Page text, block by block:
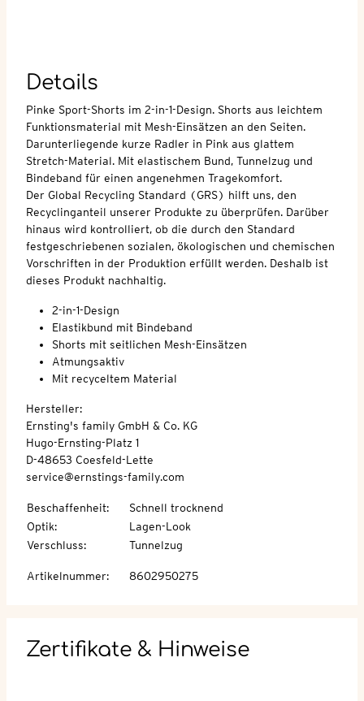
Details
Pinke Sport-Shorts im 2-in-1-Design. Shorts aus leichtem
Funktionsmaterial mit Mesh-Einsätzen an den Seiten.
Darunterliegende kurze Radler in Pink aus glattem
Stretch-Material. Mit elastischem Bund, Tunnelzug und
Bindeband für einen angenehmen Tragekomfort.
Der Global Recycling Standard (GRS) hilft uns, den
Recyclinganteil unserer Produkte zu überprüfen. Darüber
hinaus wird kontrolliert, ob die durch den Standard
festgeschriebenen sozialen, ökologischen und chemischen
Vorschriften in der Produktion erfüllt werden. Deshalb ist
dieses Produkt nachhaltig.
2-in-1-Design
Elastikbund mit Bindeband
Shorts mit seitlichen Mesh-Einsätzen
Atmungsaktiv
Mit recyceltem Material
Hersteller:
Ernsting's family GmbH & Co. KG
Hugo-Ernsting-Platz 1
D-48653 Coesfeld-Lette
service@ernstings-family.com
Beschaffenheit:
Schnell trocknend
Optik:
Lagen-Look
Verschluss: Tunnelzug
Artikelnummer: 8602950275
Zertifikate & Hinweise